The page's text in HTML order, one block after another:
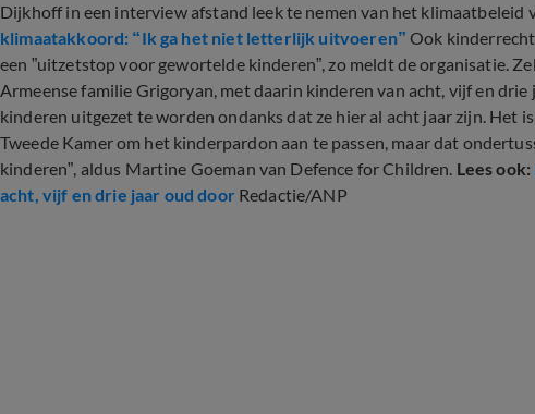
Dijkhoff in een interview afstand leek te nemen van het klimaatbeleid
klimaatakkoord: “Ik ga het niet letterlijk uitvoeren” Ook
een ”uitzetstop voor gewortelde kinderen”, zo meldt de organisatie.
Armeense familie Grigoryan, met daarin kinderen van acht, vijf en drie
kinderen uitgezet te worden ondanks dat ze hier al acht jaar zijn. Het
Tweede Kamer om het kinderpardon aan te passen, maar dat
kinderen”, aldus Martine Goeman van Defence for Children. Lees ook:
acht, vijf en drie jaar oud door Redactie/ANP